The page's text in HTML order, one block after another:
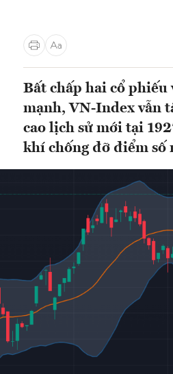
Bất chấp hai cổ
mạnh, VN-Index vẫn
cao lịch sử mới tại
khí chống đỡ điểm